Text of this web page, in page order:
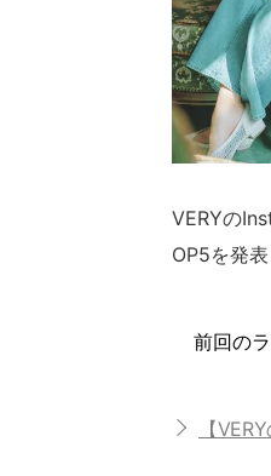
VERYの
OP5を発
前回の
【